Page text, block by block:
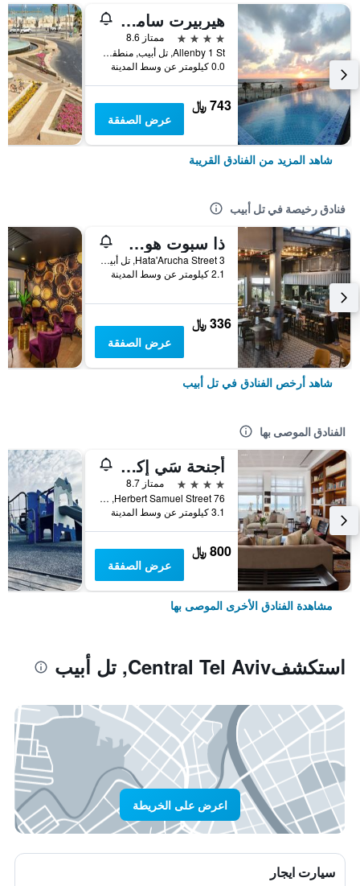
هيربيرت سامويل أوبرا تيل أفيف
4 نجوم
ممتاز 8.6
Allenby 1 St, تل أبيب, منطقة متروبوليتان تل أبيب, اسرائيل
0.0 كيلومتر عن وسط المدينة
743 ﷼
عرض الصفقة
شاهد المزيد من الفنادق القريبة
فنادق رخيصة في تل أبيب
ذا سبوت هوستل
3 Hata'Arucha Street, تل أبيب, منطقة متروبوليتان تل أبيب, اسرائيل
2.1 كيلومتر عن وسط المدينة
336 ﷼
عرض الصفقة
شاهد أرخص الفنادق في تل أبيب
الفنادق الموصى بها
أجنحة سَي إكسكيوتيف
4 نجوم
ممتاز 8.7
76 Herbert Samuel Street, تل أبيب, منطقة متروبوليتان تل أبيب, اسرائيل
3.1 كيلومتر عن وسط المدينة
800 ﷼
عرض الصفقة
مشاهدة الفنادق الأخرى الموصى بها
استكشفCentral Tel Aviv, تل أبيب
اعرض على الخريطة
سيارت ايجار